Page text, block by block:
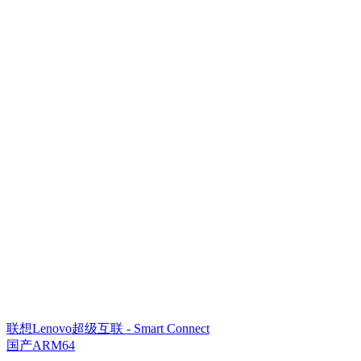
联想Lenovo超级互联 - Smart Connect
国产ARM64